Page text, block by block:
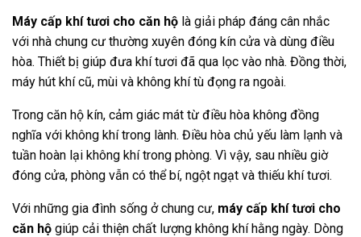
Máy cấp khí tươi cho căn hộ là giải pháp đáng cân nhắc
với nhà chung cư thường xuyên đóng kín cửa và dùng điều
hòa. Thiết bị giúp đưa khí tươi đã qua lọc vào nhà. Đồng thời,
máy hút khí cũ, mùi và không khí tù đọng ra ngoài.
Trong căn hộ kín, cảm giác mát từ điều hòa không đồng
nghĩa với không khí trong lành. Điều hòa chủ yếu làm lạnh và
tuần hoàn lại không khí trong phòng. Vì vậy, sau nhiều giờ
đóng cửa, phòng vẫn có thể bí, ngột ngạt và thiếu khí tươi.
Với những gia đình sống ở chung cư, máy cấp khí tươi cho
căn hộ giúp cải thiện chất lượng không khí hằng ngày. Dòng